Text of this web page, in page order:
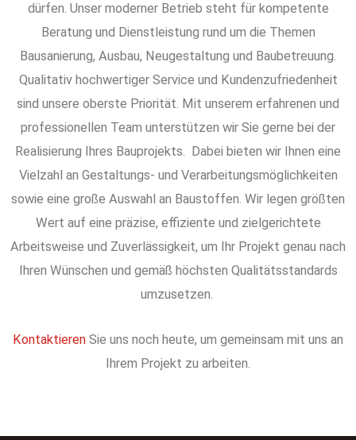
dürfen. Unser moderner Betrieb steht für kompetente
Beratung und Dienstleistung rund um die Themen
Bausanierung, Ausbau, Neugestaltung und Baubetreuung.
Qualitativ hochwertiger Service und Kundenzufriedenheit
sind unsere oberste Priorität. Mit unserem erfahrenen und
professionellen Team unterstützen wir Sie gerne bei der
Realisierung Ihres Bauprojekts. Dabei bieten wir Ihnen eine
Vielzahl an Gestaltungs- und Verarbeitungsmöglichkeiten
sowie eine große Auswahl an Baustoffen. Wir legen größten
Wert auf eine präzise, effiziente und zielgerichtete
Arbeitsweise und Zuverlässigkeit, um Ihr Projekt genau nach
Ihren Wünschen und gemäß höchsten Qualitätsstandards
umzusetzen.
Kontaktieren Sie uns noch heute, um gemeinsam mit uns an
Ihrem Projekt zu arbeiten.